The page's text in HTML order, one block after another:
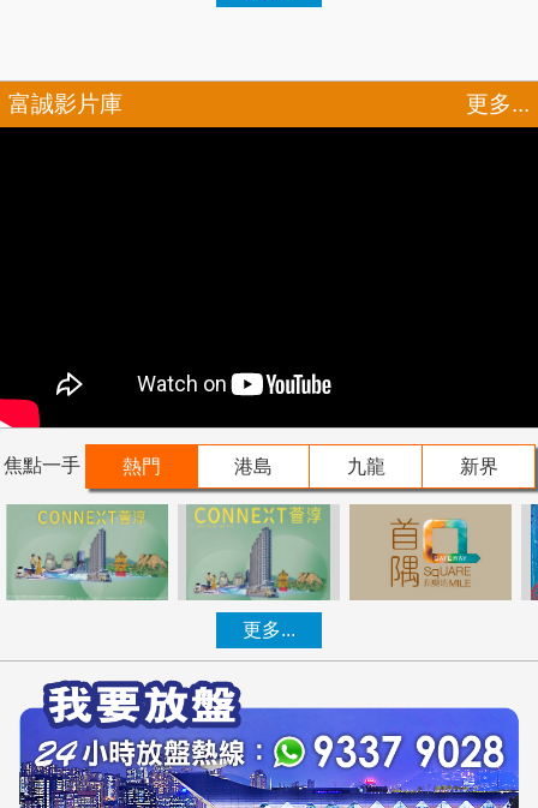
富誠影片庫 更多...
焦點一手 熱門 港島 九龍 新界
更多...